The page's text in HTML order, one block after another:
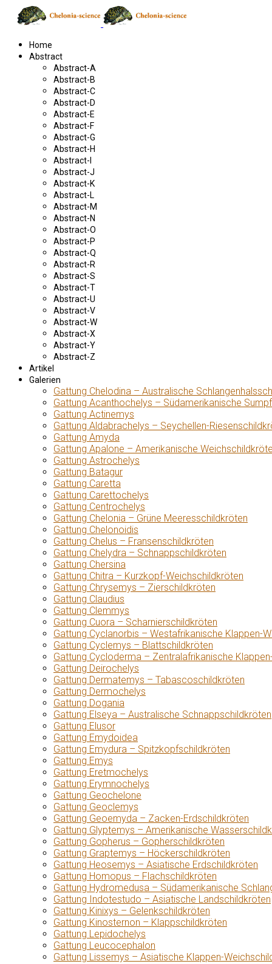
Home
Abstract
Abstract-A
Abstract-B
Abstract-C
Abstract-D
Abstract-E
Abstract-F
Abstract-G
Abstract-H
Abstract-I
Abstract-J
Abstract-K
Abstract-L
Abstract-M
Abstract-N
Abstract-O
Abstract-P
Abstract-Q
Abstract-R
Abstract-S
Abstract-T
Abstract-U
Abstract-V
Abstract-W
Abstract-X
Abstract-Y
Abstract-Z
Artikel
Galerien
Gattung Chelodina – Australische
Gattung Acanthochelys – Südamerikanische
Gattung Actinemys
Gattung Aldabrachelys – Seychellen-
Gattung Amyda
Gattung Apalone – Amerikanische
Gattung Astrochelys
Gattung Batagur
Gattung Caretta
Gattung Carettochelys
Gattung Centrochelys
Gattung Chelonia – Grüne Meeresschildkröten
Gattung Chelonoidis
Gattung Chelus – Fransenschildkröten
Gattung Chelydra – Schnappschildkröten
Gattung Chersina
Gattung Chitra – Kurzkopf-Weichschildkröten
Gattung Chrysemys – Zierschildkröten
Gattung Claudius
Gattung Clemmys
Gattung Cuora – Scharnierschildkröten
Gattung Cyclanorbis – Westafrikanische Klappen-
Gattung Cyclemys – Blattschildkröten
Gattung Cycloderma – Zentralafrikanische
Gattung Deirochelys
Gattung Dermatemys – Tabascoschildkröten
Gattung Dermochelys
Gattung Dogania
Gattung Elseya – Australische Schnappschildkröten
Gattung Elusor
Gattung Emydoidea
Gattung Emydura – Spitzkopfschildkröten
Gattung Emys
Gattung Eretmochelys
Gattung Erymnochelys
Gattung Geochelone
Gattung Geoclemys
Gattung Geoemyda – Zacken-Erdschildkröten
Gattung Glyptemys – Amerikanische
Gattung Gopherus – Gopherschildkröten
Gattung Graptemys – Höckerschildkröten
Gattung Heosemys – Asiatische Erdschildkröten
Gattung Homopus – Flachschildkröten
Gattung Hydromedusa – Südamerikanische
Gattung Indotestudo – Asiatische Landschildkröten
Gattung Kinixys – Gelenkschildkröten
Gattung Kinosternon – Klappschildkröten
Gattung Lepidochelys
Gattung Leucocephalon
Gattung Lissemys – Asiatische Klappen-